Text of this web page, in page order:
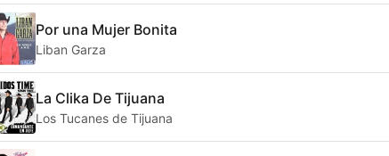
Por una Mujer Bonita
Liban Garza
La Clika De Tijuana
Los Tucanes de Tijuana